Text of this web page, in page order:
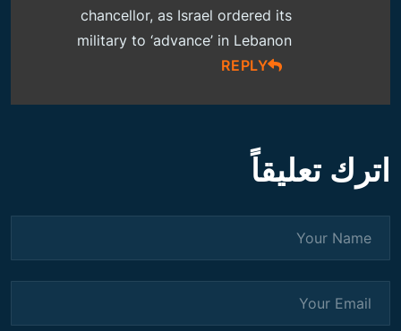
chancellor, as Israel ordered its
military to ‘advance’ in Lebanon
REPLY
اترك تعليقاً